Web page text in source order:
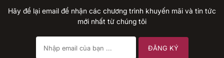
Hãy để lại email để nhận các chương trình khuyến mãi và tin tức
mới nhất từ chúng tôi